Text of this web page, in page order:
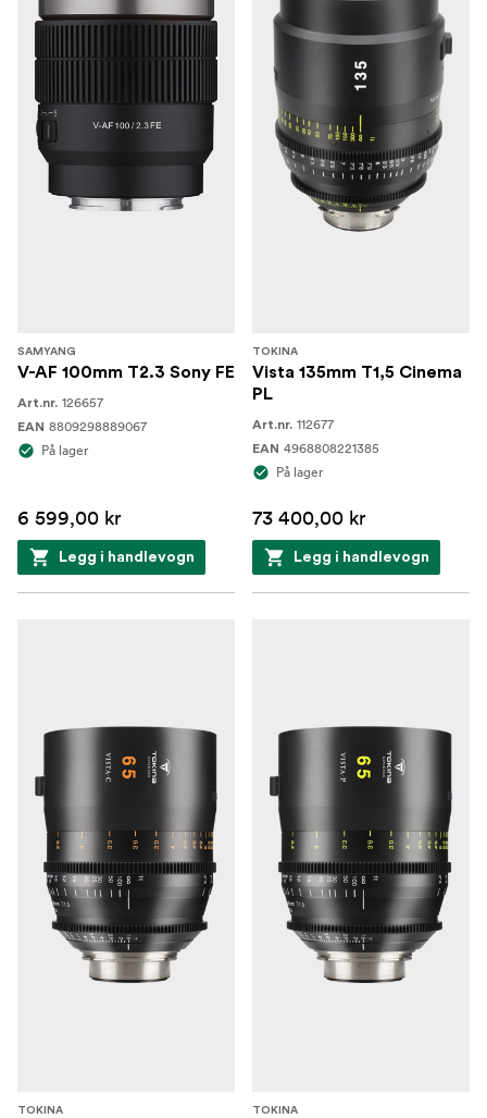
SAMYANG
V-AF 100mm T2.3 Sony FE
Art.nr. 126657
EAN 8809298889067
På lager
6 599,00 kr
Legg i handlevogn
TOKINA
Vista 135mm T1,5 Cinema
PL
Art.nr. 112677
EAN 4968808221385
På lager
73 400,00 kr
Legg i handlevogn
TOKINA TOKINA